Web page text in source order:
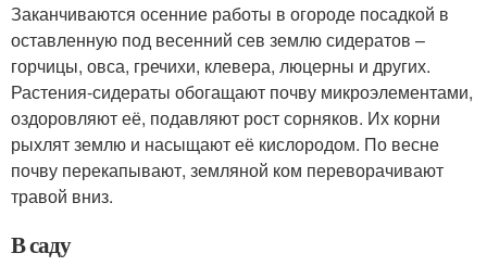
Заканчиваются осенние работы в огороде посадкой в
оставленную под весенний сев землю сидератов –
горчицы, овса, гречихи, клевера, люцерны и других.
Растения-сидераты обогащают почву микроэлементами,
оздоровляют её, подавляют рост сорняков. Их корни
рыхлят землю и насыщают её кислородом. По весне
почву перекапывают, земляной ком переворачивают
травой вниз.
В саду